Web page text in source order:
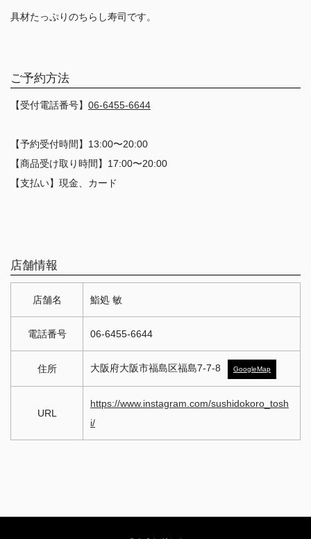
具材たっぷりのちらし寿司です。
ご予約方法
【受付電話番号】 06-6455-6644
【予約受付時間】13:00〜20:00
【商品受け取り時間】17:00〜20:00
【支払い】現金、カード
店舗情報
店舗名 鮨処 敏
電話番号 06-6455-6644
住所 大阪府大阪市福島区福島7-7-8 GoogleMap
URL
https://www.instagram.com/sushidokoro_tosh
i/